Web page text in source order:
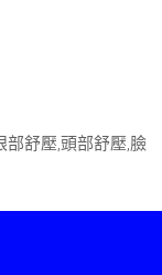
部舒壓,頭部舒壓,臉